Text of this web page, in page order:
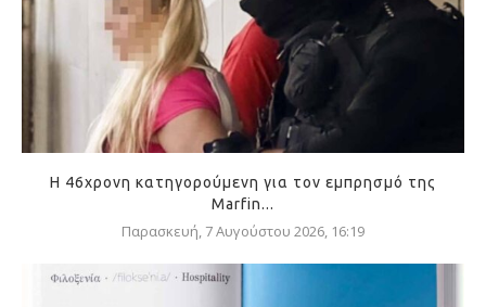
Η 46χρονη κατηγορούμενη για τον εμπρησμό της
Marfin...
Παρασκευή, 7 Αυγούστου 2026, 16:19